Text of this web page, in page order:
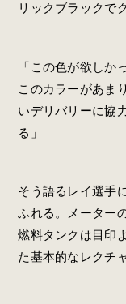
リックブラックで
「この色が欲しか
このカラーがあま
いデリバリーに協
る」
そう語るレイ選手
ふれる。メーター
燃料タンクは目印
た基本的なレクチ